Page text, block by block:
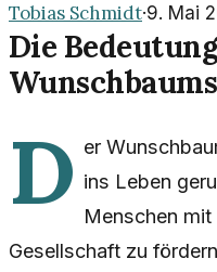
Tobias Schmidt·9. Mai
Die
Wunschbaums
D er
ins Leben
Menschen mit
Gesellschaft zu